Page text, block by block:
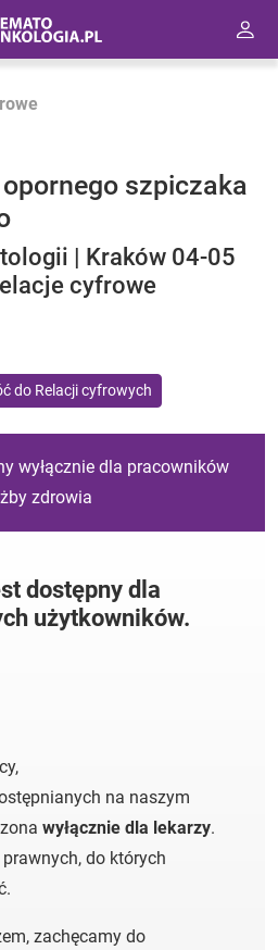
szpiczaka
| Kraków 04-05
cyfrowe
do Relacji cyfrowych
wyłącznie dla pracowników
zdrowia
dostępny dla
użytkowników.
na naszym
wyłącznie dla lekarzy.
do których
zachęcamy do